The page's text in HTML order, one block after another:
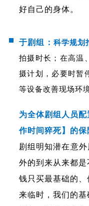
好自己的身体。
于剧组： 科学规划
拍摄时长；在高温
摄计划，必要时暂
等设备改善现场环境
为全体剧组人员
作时间猝死】的保
剧组明知潜在意
外的到来从来都
钱只买最基础的
来临时，我们的